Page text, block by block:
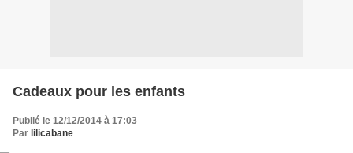
Cadeaux pour les enfants
Publié le 12/12/2014 à 17:03
Par lilicabane